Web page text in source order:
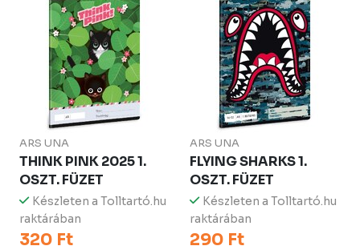
ARS UNA
THINK PINK 2025 1.
OSZT. FÜZET
Készleten a Tolltartó.hu
raktárában
320 Ft
ARS UNA
FLYING SHARKS 1.
OSZT. FÜZET
Készleten a Tolltartó.hu
raktárában
290 Ft